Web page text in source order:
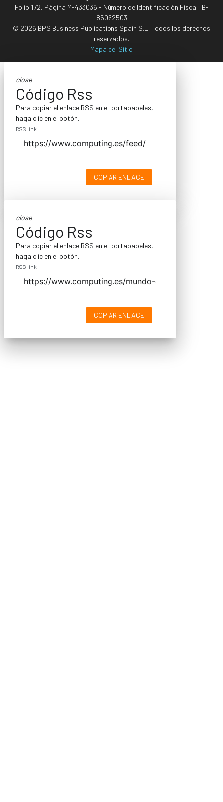
Folio 172, Página M-433036 - Número de Identificación Fiscal: B-
85062503
© 2026 BPS Business Publications Spain S.L. Todos los derechos
reservados.
Mapa del Sitio
close
Código Rss
Para copiar el enlace RSS en el portapapeles,
haga clic en el botón.
RSS link
COPIAR ENLACE
close
Código Rss
Para copiar el enlace RSS en el portapapeles,
haga clic en el botón.
RSS link
COPIAR ENLACE